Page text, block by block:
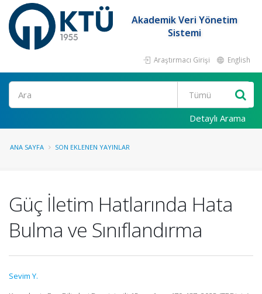
Akademik Veri Yönetim
Sistemi
Araştırmacı Girişi English
Ara
Detaylı Arama
ANA SAYFA SON EKLENEN YAYINLAR
Güç İletim Hatlarında Hata
Bulma ve Sınıflandırma
Sevim Y.